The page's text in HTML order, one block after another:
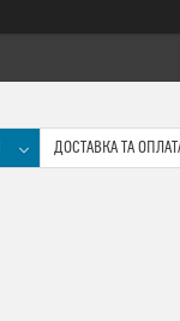
ДОСТАВКА ТА